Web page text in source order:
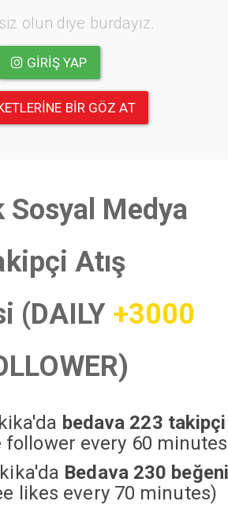
olun diye burdayız.
GIRIŞ YAP
BIR GÖZ AT
Sosyal Medya
Atış
(DAILY +3000
bedava 223 takipçi
every 60
Bedava 230 beğeni
likes every 70 minutes)